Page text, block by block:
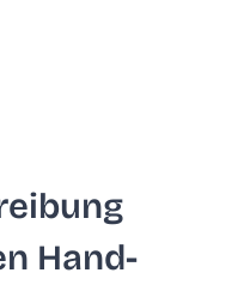
Hand­